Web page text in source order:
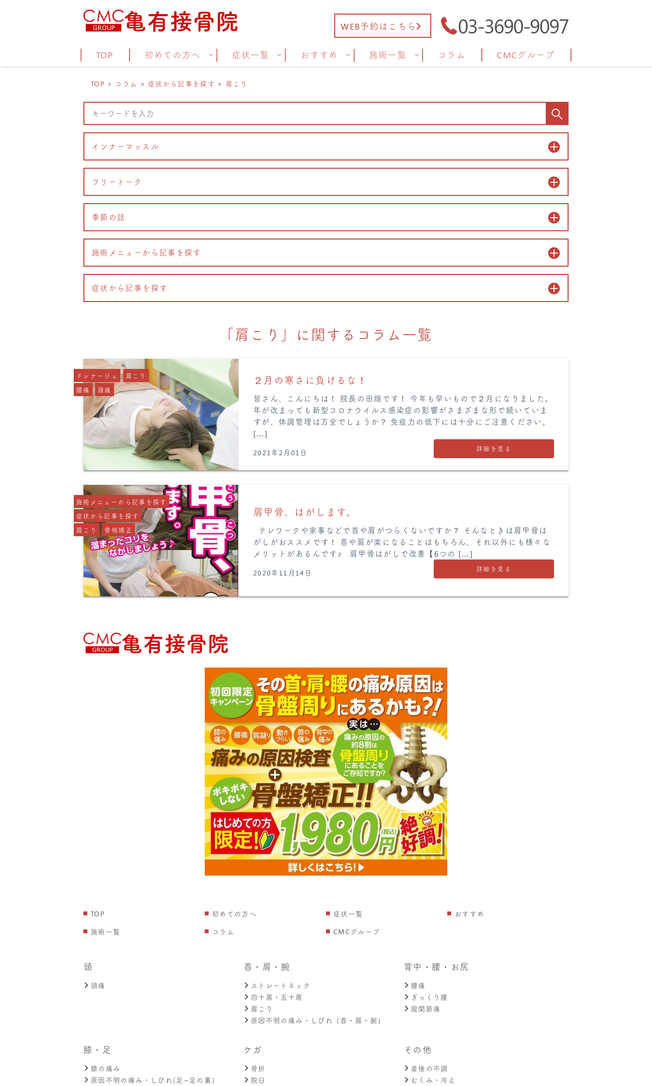
WEB予約はこちら 03-3690-9097
TOP 初めての方へ 症状一覧 おすすめ 施術一覧 コラム CMCグループ
TOP コラム 症状から記事を探す 肩こり
インナーマッスル
フリートーク
季節の話
施術メニューから記事を探す
症状から記事を探す
「肩こり」に関するコラム一覧
２月の寒さに負けるな！
皆さん、こんにちは！ 院長の田畑です！ 今年も早いもので２月になりました。
年が改まっても新型コロナウイルス感染症の影響がさまざまな形で続いていま
すが、体調管理は万全でしょうか？ 免疫力の低下には十分にご注意ください。
[…]
2021年2月01日 詳細を見る
ドレナージュ
肩こり
腰痛
頭痛
肩甲骨、はがします。
テレワークや家事などで首や肩がつらくないですか？ そんなときは肩甲骨は
がしがおススメです！ 首や肩が楽になることはもちろん、それ以外にも様々な
メリットがあるんです♪ 肩甲骨はがしで改善【6つの […]
2020年11月14日 詳細を見る
施術メニューから記事を探す
症状から記事を探す
肩こり
骨格矯正
TOP 初めての方へ 症状一覧
おすすめ
施術一覧
コラム CMCグループ
頭
頭痛
首・肩・腕
ストレートネック
四十肩・五十肩
肩こり
原因不明の痛み・しびれ（首・肩・腕）
背中・腰・お尻
腰痛
ぎっくり腰
股関節痛
膝・足
膝の痛み
原因不明の痛み・しびれ(足~足の裏）
ケガ
骨折
脱臼
その他
産後の不調
むくみ・冷え